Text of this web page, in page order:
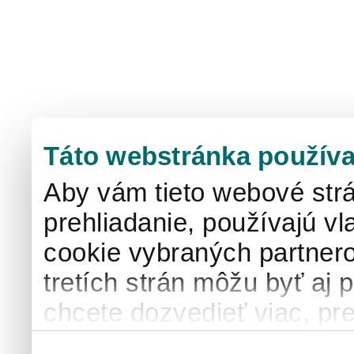
Táto webstránka
Aby vám tieto webové
prehliadanie, používajú
cookie vybraných
tretích strán môžu byť aj
chcete dozvedieť viac,